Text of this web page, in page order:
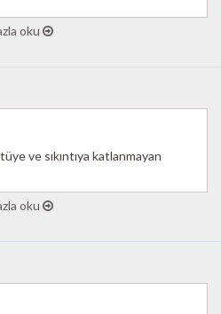
oku
ve sıkıntıya katlanmayan
oku